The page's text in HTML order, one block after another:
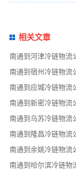
相关文章
南通到河津冷链物流
南通到宿州冷链物流
南通到应城冷链物流
南通到新密冷链物流
南通到乌苏冷链物流
南通到隆昌冷链物流
南通到余姚冷链物流
南通到哈尔滨冷链物